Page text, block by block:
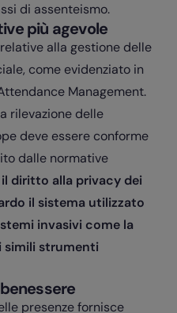
di assenteismo.
più agevole
alla gestione delle
come evidenziato in
Management.
rilevazione delle
deve essere conforme
dalle normative
il diritto alla privacy dei
il sistema utilizzato
invasivi come la
simili strumenti
presenze fornisce